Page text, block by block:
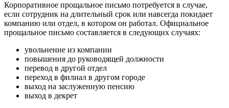
Корпоративное прощальное письмо потребуется в случае,
если сотрудник на длительный срок или навсегда покидает
компанию или отдел, в котором он работал. Официальное
прощальное письмо составляется в следующих случаях:
увольнение из компании
повышения до руководящей должности
перевод в другой отдел
переход в филиал в другом городе
выход на заслуженную пенсию
выход в декрет